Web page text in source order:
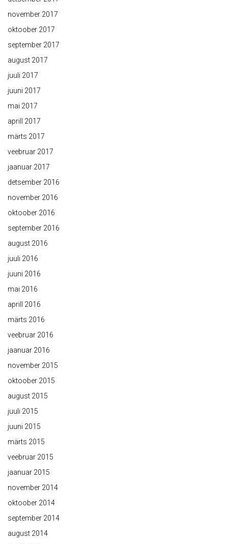
november 2017
oktoober 2017
september 2017
august 2017
juuli 2017
juuni 2017
mai 2017
aprill 2017
märts 2017
veebruar 2017
jaanuar 2017
detsember 2016
november 2016
oktoober 2016
september 2016
august 2016
juuli 2016
juuni 2016
mai 2016
aprill 2016
märts 2016
veebruar 2016
jaanuar 2016
november 2015
oktoober 2015
august 2015
juuli 2015
juuni 2015
märts 2015
veebruar 2015
jaanuar 2015
november 2014
oktoober 2014
september 2014
august 2014